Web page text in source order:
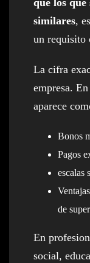
que los que
similares,
un requisito
La cifra
empresa.
aparece
Bonos
Pagos
escalas
de
En
social,